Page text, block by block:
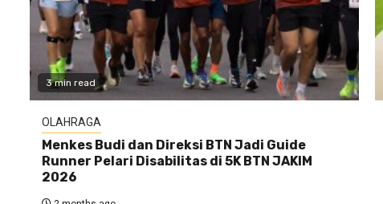
3 min read
OLAHRAGA
Menkes Budi dan Direksi BTN Jadi Guide
Runner Pelari Disabilitas di 5K BTN JAKIM
2026